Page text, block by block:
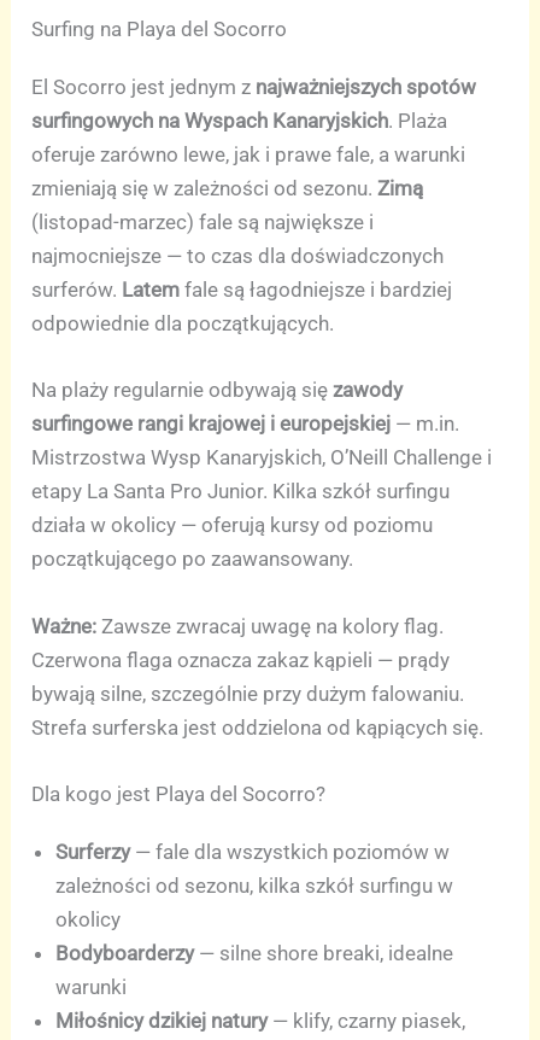
Surfing na Playa del Socorro
El Socorro jest jednym z najważniejszych spotów
surfingowych na Wyspach Kanaryjskich. Plaża
oferuje zarówno lewe, jak i prawe fale, a warunki
zmieniają się w zależności od sezonu.Zimą
(listopad-marzec) fale są największe i
najmocniejsze — to czas dla doświadczonych
surferów. Latem fale są łagodniejsze i bardziej
odpowiednie dla początkujących.
Na plaży regularnie odbywają sięzawody
surfingowe rangi krajowej i europejskiej — m.in.
Mistrzostwa Wysp Kanaryjskich, O’Neill Challenge i
etapy La Santa Pro Junior. Kilka szkół surfingu
działa w okolicy — oferują kursy od poziomu
początkującego po zaawansowany.
Ważne: Zawsze zwracaj uwagę na kolory flag.
Czerwona flaga oznacza zakaz kąpieli — prądy
bywają silne, szczególnie przy dużym falowaniu.
Strefa surferska jest oddzielona od kąpiących się.
Dla kogo jest Playa del Socorro?
Surferzy— fale dla wszystkich poziomów w
zależności od sezonu, kilka szkół surfingu w
okolicy
Bodyboarderzy— silne shore breaki, idealne
warunki
Miłośnicy dzikiej natury— klify, czarny piasek,